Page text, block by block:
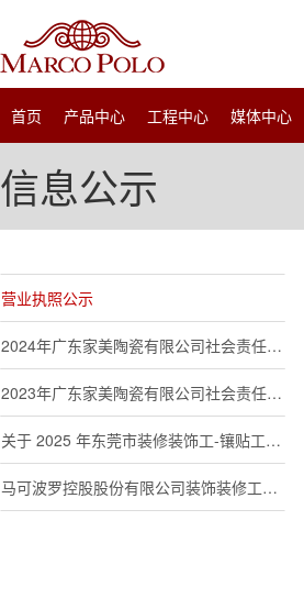
首页 产品中心 工程中心 媒体中心
信息公示
营业执照公示
2024年广东家美陶瓷有限公司社会责任报告
2023年广东家美陶瓷有限公司社会责任报告
关于 2025 年东莞市装修装饰工-镶贴工职业技能等级认定考试报名公告
马可波罗控股股份有限公司装饰装修工（镶贴工）职业技能等级认定评价结果公示